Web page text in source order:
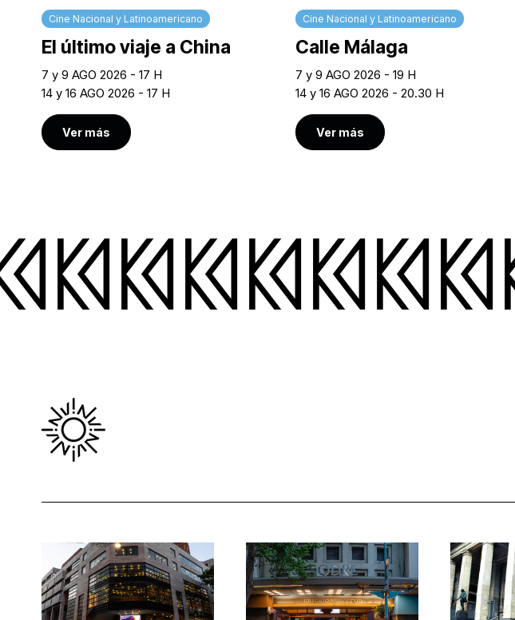
Cine Nacional y Latinoamericano
El último viaje a China
7 y 9 AGO 2026 - 17 H
14 y 16 AGO 2026 - 17 H
Ver más
Cine Nacional y Latinoamericano
Calle Málaga
7 y 9 AGO 2026 - 19 H
14 y 16 AGO 2026 - 20.30 H
Ver más